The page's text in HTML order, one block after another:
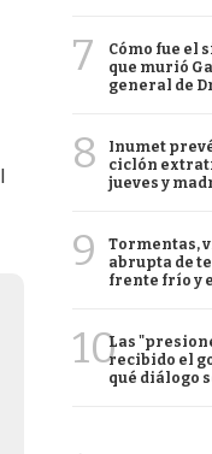
7
Cómo fue el
que murió
general de
8
Inumet
ciclón
jueves y
9
Tormentas,
abrupta de
frente frío y
10Las
recibido el
qué diálogo